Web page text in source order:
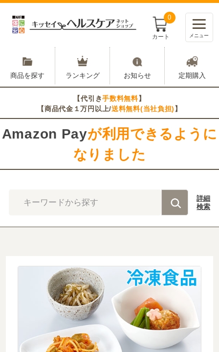
0
カート メニュー
商品を探す ランキング お知らせ 定期購入
【代引き手数料無料】
【商品代金１万円以上/送料無料(当社負担) 】
Amazon Payが利用できるように
なりました
キーワードから探す
詳細
検索